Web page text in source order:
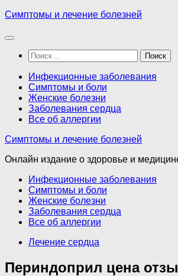
Перейти
содержимому
Симптомы и лечение болезней
Найти:
Инфекционные заболевания
Симптомы и боли
Женские болезни
Заболевания сердца
Все об аллергии
Симптомы и лечение болезней
Онлайн издание о здоровье и
Инфекционные заболевания
Симптомы и боли
Женские болезни
Заболевания сердца
Все об аллергии
Лечение сердца
Периндоприл цена